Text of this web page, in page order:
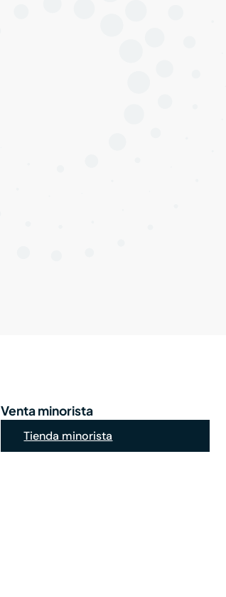
Venta minorista
Tienda minorista